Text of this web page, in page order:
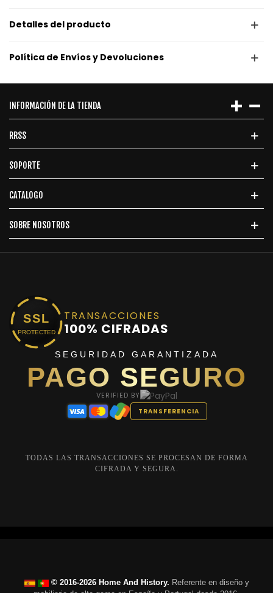
Detalles del producto
Política de Envíos y Devoluciones
INFORMACIÓN DE LA TIENDA
RRSS
SOPORTE
CATALOGO
SOBRE NOSOTROS
SSL
PROTECTED
TRANSACCIONES
100% CIFRADAS
SEGURIDAD GARANTIZADA
PAGO SEGURO
VERIFIED BY
TRANSFERENCIA
TODAS LAS TRANSACCIONES SE PROCESAN DE FORMA
CIFRADA Y SEGURA.
© 2016-2026 Home And History. Referente en diseño y